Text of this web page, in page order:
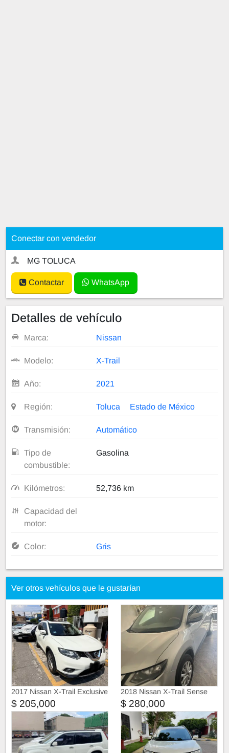
Conectar con vendedor
MG TOLUCA
Contactar WhatsApp
Detalles de vehículo
Marca: Nissan
Modelo: X-Trail
Año: 2021
Región: Toluca Estado de México
Transmisión: Automático
Tipo de
combustible:
Gasolina
Kilómetros: 52,736 km
Capacidad del
motor:
Color: Gris
Ver otros vehículos que le gustarían
2017 Nissan X-Trail Exclusive
2 Row Cvt Piel
$ 205,000
2018 Nissan X-Trail Sense
$ 280,000